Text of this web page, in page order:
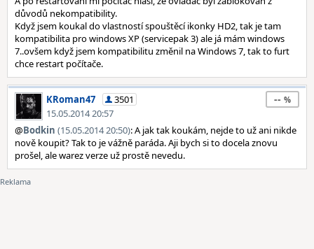
důvodů nekompatibility.
Když jsem koukal do vlastností spouštěcí ikonky HD2, tak je tam
kompatibilita pro windows XP (servicepak 3) ale já mám windows
7..ovšem když jsem kompatibilitu změnil na Windows 7, tak to furt
chce restart počítače.
KRoman47
3501
15.05.2014 20:57
--
@Bodkin (15.05.2014 20:50): A jak tak koukám, nejde to už ani nikde
nově koupit? Tak to je vážně paráda. Aji bych si to docela znovu
prošel, ale warez verze už prostě nevedu.